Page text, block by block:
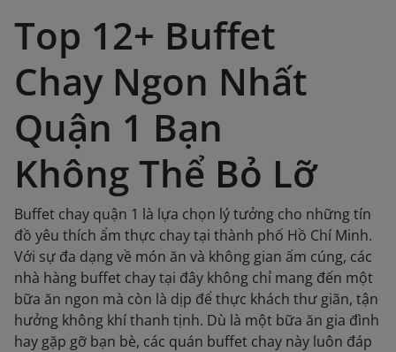
Top 12+ Buffet
Chay Ngon Nhất
Quận 1 Bạn
Không Thể Bỏ Lỡ
Buffet chay quận 1 là lựa chọn lý tưởng cho những tín
đồ yêu thích ẩm thực chay tại thành phố Hồ Chí Minh.
Với sự đa dạng về món ăn và không gian ấm cúng, các
nhà hàng buffet chay tại đây không chỉ mang đến một
bữa ăn ngon mà còn là dịp để thực khách thư giãn, tận
hưởng không khí thanh tịnh. Dù là một bữa ăn gia đình
hay gặp gỡ bạn bè, các quán buffet chay này luôn đáp